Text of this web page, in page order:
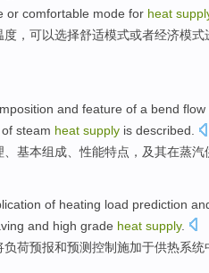
or comfortable mode for heat
度 ，可以选择舒适模式或者经济模式
and feature of a bend flow
of steam heat supply is described
基本组成 、性能特点 ， 及其在蒸汽
of heating load prediction
and high grade heat supply.
负荷预报和预测控制施加于供热系统